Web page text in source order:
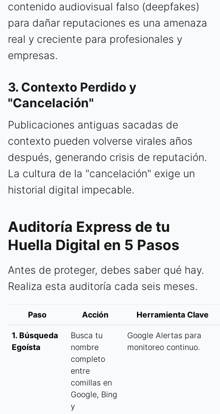
contenido audiovisual falso (deepfakes)
para dañar reputaciones es una amenaza
real y creciente para profesionales y
empresas.
3. Contexto Perdido y
"Cancelación"
Publicaciones antiguas sacadas de
contexto pueden volverse virales años
después, generando crisis de reputación.
La cultura de la "cancelación" exige un
historial digital impecable.
Auditoría Express de tu
Huella Digital en 5 Pasos
Antes de proteger, debes saber qué hay.
Realiza esta auditoría cada seis meses.
Paso Acción Herramienta Clave
1. Búsqueda
Egoísta
Busca tu
nombre
completo
entre
comillas en
Google, Bing
y
Google Alertas para
monitoreo continuo.